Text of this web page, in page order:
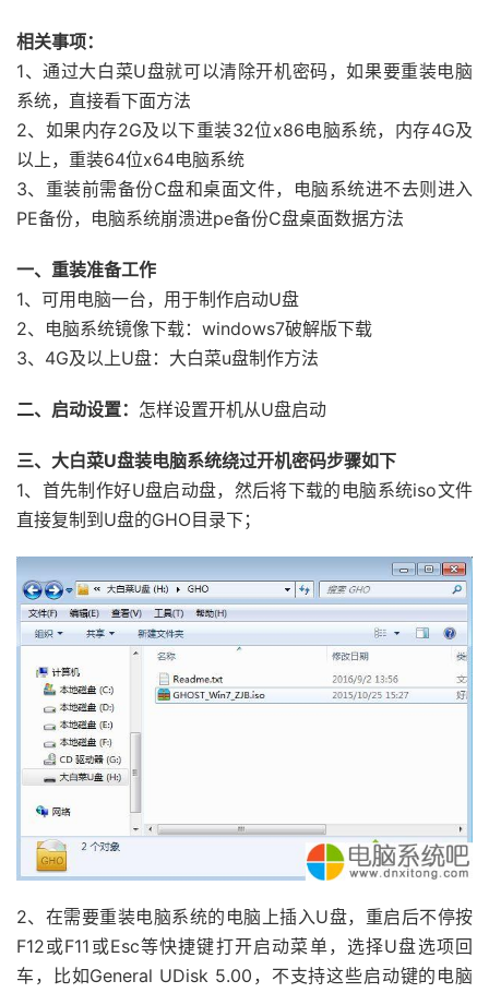
相关事项：
1、通过大白菜U盘就可以清除开机密码，如果要重装电脑
系统，直接看下面方法
2、如果内存2G及以下重装32位x86电脑系统，内存4G及
以上，重装64位x64电脑系统
3、重装前需备份C盘和桌面文件，电脑系统进不去则进入
PE备份，电脑系统崩溃进pe备份C盘桌面数据方法
一、重装准备工作
1、可用电脑一台，用于制作启动U盘
2、电脑系统镜像下载：windows7破解版下载
3、4G及以上U盘：大白菜u盘制作方法
二、启动设置： 怎样设置开机从U盘启动
三、大白菜U盘装电脑系统绕过开机密码步骤如下
1、首先制作好U盘启动盘，然后将下载的电脑系统iso文件
直接复制到U盘的GHO目录下；
2、在需要重装电脑系统的电脑上插入U盘，重启后不停按
F12或F11或Esc等快捷键打开启动菜单，选择U盘选项回
车，比如General UDisk 5.00，不支持这些启动键的电脑